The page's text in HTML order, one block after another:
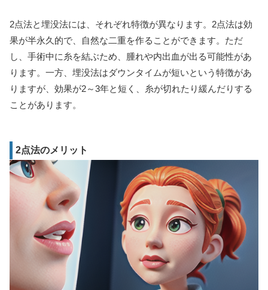
2点法と埋没法には、それぞれ特徴が異なります。2点法は効
果が半永久的で、自然な二重を作ることができます。ただ
し、手術中に糸を結ぶため、腫れや内出血が出る可能性があ
ります。一方、埋没法はダウンタイムが短いという特徴があ
りますが、効果が2～3年と短く、糸が切れたり緩んだりする
ことがあります。
2点法のメリット